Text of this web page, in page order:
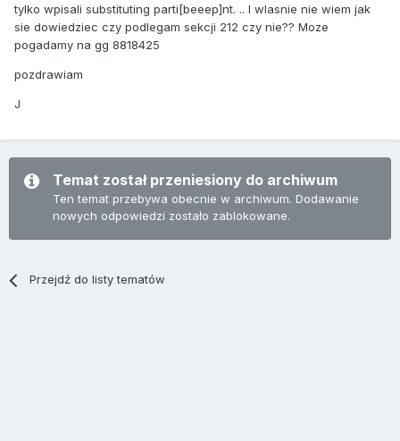
tylko wpisali substituting parti[beeep]nt. .. I wlasnie nie wiem jak
sie dowiedziec czy podlegam sekcji 212 czy nie?? Moze
pogadamy na gg 8818425
pozdrawiam
J
Temat został przeniesiony do archiwum
Ten temat przebywa obecnie w archiwum. Dodawanie
nowych odpowiedzi zostało zablokowane.
Przejdź do listy tematów